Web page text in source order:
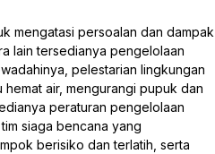
mengatasi persoalan dan dampak
lain tersedianya pengelolaan
pelestarian lingkungan
air, mengurangi pupuk dan
peraturan pengelolaan
siaga bencana yang
berisiko dan terlatih, serta